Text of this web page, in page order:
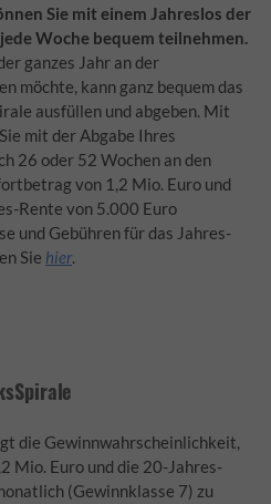
Sie mit einem Jahreslos der
Woche bequem teilnehmen.
ganzes Jahr an der
möchte, kann ganz bequem das
ausfüllen und abgeben. Mit
mit der Abgabe Ihres
26 oder 52 Wochen an den
von 1,2 Mio. Euro und
Rente von 5.000 Euro
und Gebühren für das Jahres-
Sie hier.
die Gewinnwahrscheinlichkeit,
Mio. Euro und die 20-Jahres-
(Gewinnklasse 7) zu